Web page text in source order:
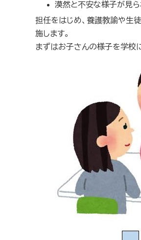
漠然と不安な様子が見
担任をはじめ、養護教諭や生
施します。
まずはお子さんの様子を学校